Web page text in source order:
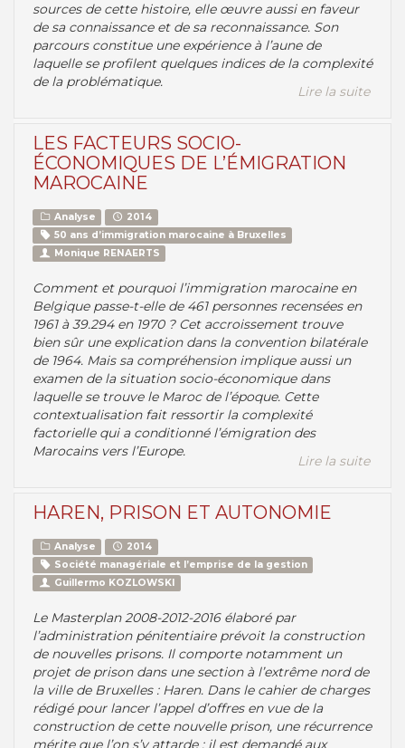
sources de cette histoire, elle œuvre aussi en faveur
de sa connaissance et de sa reconnaissance. Son
parcours constitue une expérience à l’aune de
laquelle se profilent quelques indices de la complexité
de la problématique.
Lire la suite
LES FACTEURS SOCIO-
ÉCONOMIQUES DE L’ÉMIGRATION
MAROCAINE
Analyse
2014
50 ans d’immigration marocaine à Bruxelles
Monique RENAERTS
Comment et pourquoi l’immigration marocaine en
Belgique passe-t-elle de 461 personnes recensées en
1961 à 39.294 en 1970 ? Cet accroissement trouve
bien sûr une explication dans la convention bilatérale
de 1964. Mais sa compréhension implique aussi un
examen de la situation socio-économique dans
laquelle se trouve le Maroc de l’époque. Cette
contextualisation fait ressortir la complexité
factorielle qui a conditionné l’émigration des
Marocains vers l’Europe.
Lire la suite
HAREN, PRISON ET AUTONOMIE
Analyse
2014
Société managériale et l’emprise de la gestion
Guillermo KOZLOWSKI
Le Masterplan 2008-2012-2016 élaboré par
l’administration pénitentiaire prévoit la construction
de nouvelles prisons. Il comporte notamment un
projet de prison dans une section à l’extrême nord de
la ville de Bruxelles : Haren. Dans le cahier de charges
rédigé pour lancer l’appel d’offres en vue de la
construction de cette nouvelle prison, une récurrence
mérite que l’on s’y attarde : il est demandé aux